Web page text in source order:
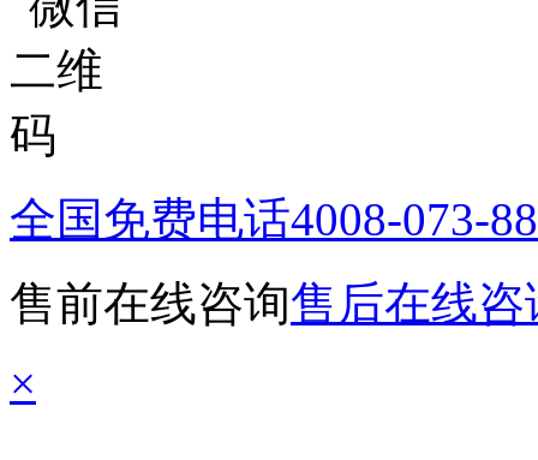
全国免费电话4008-073-
售前在线咨询售后在线咨
×